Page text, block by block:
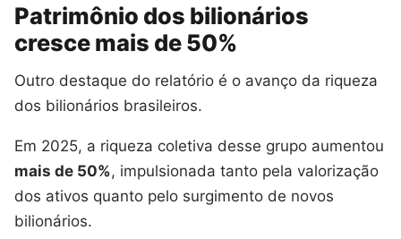
Patrimônio dos bilionários
cresce mais de 50%
Outro destaque do relatório é o avanço da riqueza
dos bilionários brasileiros.
Em 2025, a riqueza coletiva desse grupo aumentou
mais de 50%, impulsionada tanto pela valorização
dos ativos quanto pelo surgimento de novos
bilionários.